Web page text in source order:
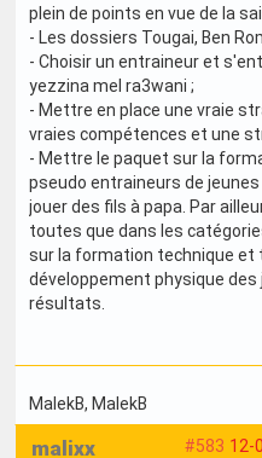
plein de points en vue de la
- Les dossiers Tougai, Ben
- Choisir un entraineur et
yezzina mel ra3wani ;
- Mettre en place une vraie
vraies compétences et une
- Mettre le paquet sur la
pseudo entraineurs de
jouer des fils à papa. Par
toutes que dans les
sur la formation technique et
développement physique
résultats.
MalekB, MalekB
#583 12-
malixx